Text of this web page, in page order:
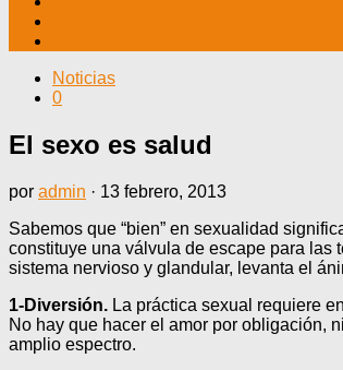
Noticias
0
El sexo es salud
por admin · 13 febrero, 2013
Sabemos que “bien” en sexualidad
constituye una válvula de escape para las
sistema nervioso y glandular, levanta el
1-Diversión. La práctica sexual requiere
No hay que hacer el amor por obligación,
amplio espectro.